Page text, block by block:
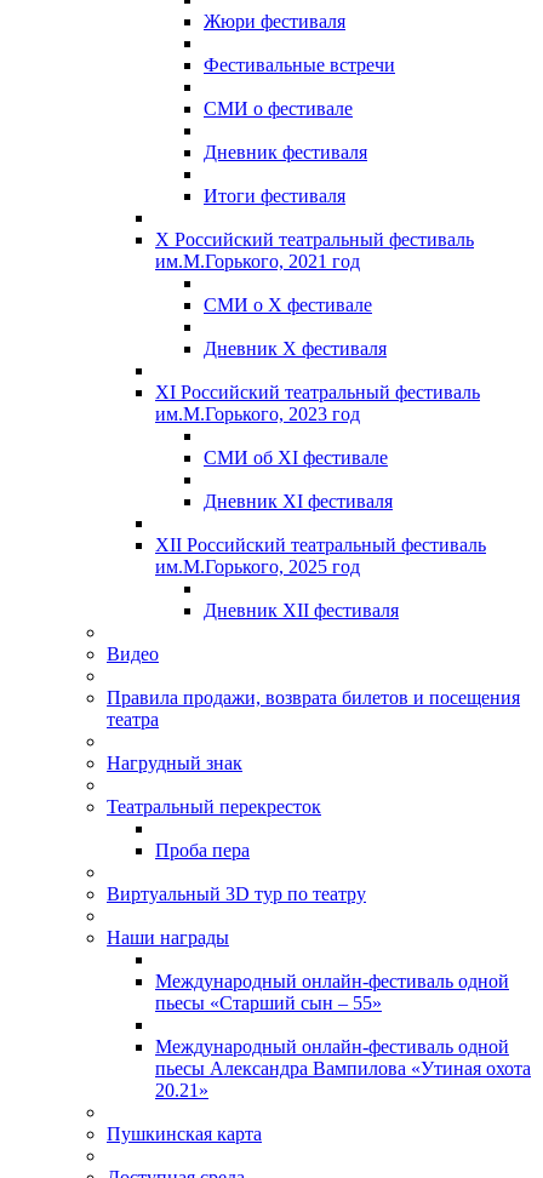
Жюри фестиваля
Фестивальные встречи
СМИ о фестивале
Дневник фестиваля
Итоги фестиваля
X Российский театральный фестиваль
им.М.Горького, 2021 год
СМИ о X фестивале
Дневник X фестиваля
XI Российский театральный фестиваль
им.М.Горького, 2023 год
СМИ об XI фестивале
Дневник XI фестиваля
XII Российский театральный фестиваль
им.М.Горького, 2025 год
Дневник XII фестиваля
Видео
Правила продажи, возврата билетов и посещения
театра
Нагрудный знак
Театральный перекресток
Проба пера
Виртуальный 3D тур по театру
Наши награды
Международный онлайн-фестиваль одной
пьесы «Старший сын – 55»
Международный онлайн-фестиваль одной
пьесы Александра Вампилова «Утиная охота
20.21»
Пушкинская карта